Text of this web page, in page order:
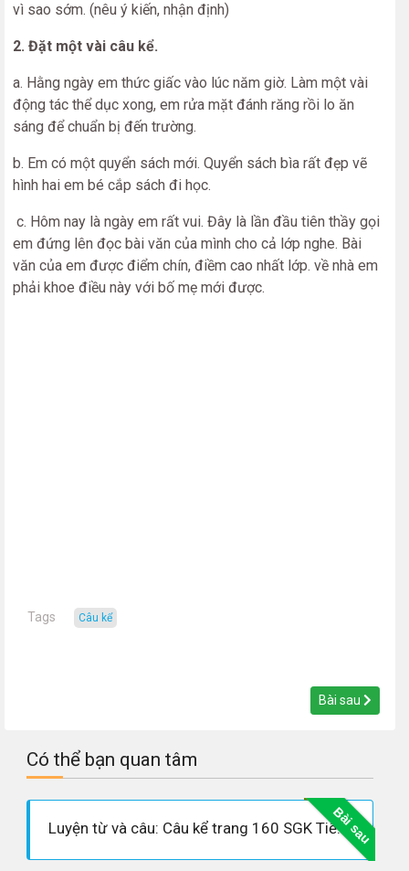
vì sao sớm. (nêu ý kiến, nhận định)
2. Đặt một vài câu kể.
a. Hằng ngày em thức giấc vào lúc năm giờ. Làm một vài
động tác thể dục xong, em rửa mặt đánh răng rồi lo ăn
sáng để chuẩn bị đến trường.
b. Em có một quyển sách mới. Quyển sách bìa rất đẹp vẽ
hình hai em bé cắp sách đi học.
c. Hôm nay là ngày em rất vui. Đây là lần đầu tiên thầy gọi
em đứng lên đọc bài văn của mình cho cả lớp nghe. Bài
văn của em được điểm chín, điềm cao nhất lớp. về nhà em
phải khoe điều này với bố mẹ mới được.
Tags câu kể
Bài sau
Có thể bạn quan tâm
Bài sau
Luyện từ và câu: Câu kể trang 160 SGK Tiếng Việt 4 tập 1